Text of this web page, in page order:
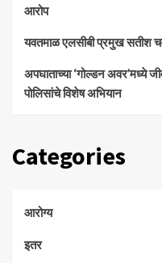
आरोप
यवतमाळ एलसीबी प्रमुख सतीश
अपघाताच्या ‘गोल्डन अवर’मध्ये
पोलिसांचे विशेष अभियान
Categories
आरोग्य
इतर